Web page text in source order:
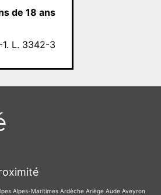
de 18 ans
1. L. 3342-3
Alpes-Maritimes Ardèche Ariège Aude Aveyron